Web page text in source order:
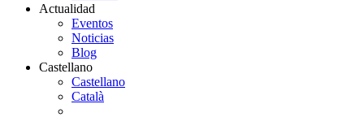
Actualidad
Eventos
Noticias
Blog
Castellano
Castellano
Català